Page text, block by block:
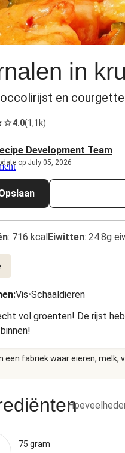
in
en courgette
4.0(1,1k)
Development Team
op July 05, 2026
: 716 kcalEiwitten: 24.8g
:Vis•Schaaldieren
vol groenten! De rijst
een fabriek waar eieren, melk,
75 gram